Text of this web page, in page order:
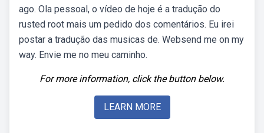
ago. Ola pessoal, o vídeo de hoje é a tradução do
rusted root mais um pedido dos comentários. Eu irei
postar a tradução das musicas de. Websend me on my
way. Envie me no meu caminho.
For more information, click the button below.
LEARN MORE